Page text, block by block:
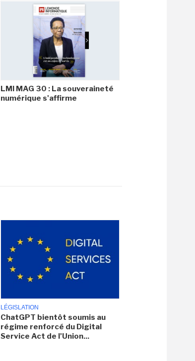
LMI MAG 30 : La souveraineté
numérique s'affirme
LÉGISLATION
ChatGPT bientôt soumis au
régime renforcé du Digital
Service Act de l'Union...